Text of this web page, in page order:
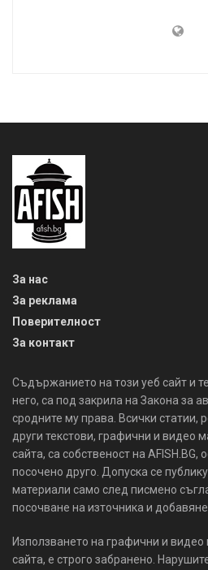
За нас
За реклама
Поверителност
За контакт
Съдържанието на този уеб сайт и
него, са под закрила на Закона за
сродните му права. Всички статии,
други текстови, графични и видео
сайта, са собственост на AFISH.BG,
посочено друго. Допуска се
материали само след писмено
посочване на източника и
Използването на графични и видео
сайта, е строго забранено.